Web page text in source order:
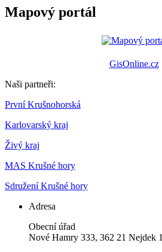
Mapový portál
GisOnline.cz
Naši partneři:
První Krušnohorská
Karlovarský kraj
Živý kraj
MAS Krušné hory
Sdružení Krušné hory
Adresa
Obecní úřad
Nové Hamry 333, 362 21 Nejdek 1